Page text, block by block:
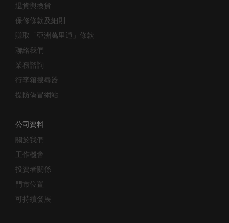
退貨與換貨
保修條款及細則
賺取「亞洲萬里通」條款
聯絡我們
業務諮詢
行李箱搜尋器
提防偽冒網站
公司資料
關於我們
工作機會
投資者關係
門市位置
可持續發展